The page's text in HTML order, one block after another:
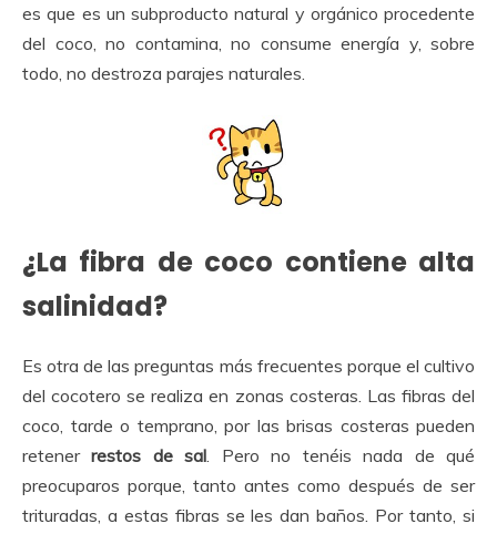
es que es un subproducto natural y orgánico procedente
del coco, no contamina, no consume energía y, sobre
todo, no destroza parajes naturales.
¿La fibra de coco contiene alta
salinidad?
Es otra de las preguntas más frecuentes porque el cultivo
del cocotero se realiza en zonas costeras. Las fibras del
coco, tarde o temprano, por las brisas costeras pueden
retenerrestos de sal. Pero no tenéis nada de qué
preocuparos porque, tanto antes como después de ser
trituradas, a estas fibras se les dan baños. Por tanto, si